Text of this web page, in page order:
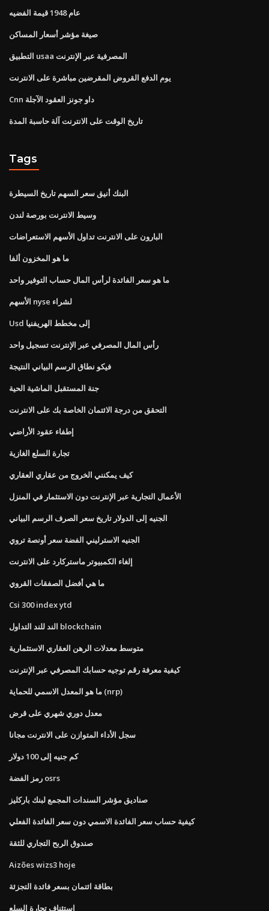
عام 1948 قيمة الفضيه
صيغة مؤشر أسعار المساكن
التطبيق usaa المصرفية عبر الإنترنت
يوم الدفع القروض المقرضين مباشرة على الانترنت
Cnn داو جونز العقود الآجلة
تاريخ الوقت على الانترنت آلة حاسبة المدة
Tags
البنك أنيق سعر السهم تاريخ السيطرة
وسيط الانترنت بورصة لندن
البارون على الانترنت تداول الأسهم الاستعراضات
ما هو المخزون ألفا
ما هو سعر الفائدة لرأس المال حساب التوفير واحد
الأسهم nyse لشراء
Usd إلى مخطط الهريفنيا
رأس المال المصرفي عبر الإنترنت تسجيل واحد
فيكو نطاق الرسم البياني النتيجة
جنة المستقبل الماشية الحية
التحقق من درجة الائتمان الخاصة بك على الانترنت
إطفاء عقود الأراضي
تجارة السلع الغازية
كيف يمكنني الخروج من عقاري العقاري
الأعمال التجارية عبر الإنترنت دون الاستثمار في المنزل
الجنيه إلى الدولار تاريخ سعر الصرف الرسم البياني
الجنيه الاسترليني الفضة سعر أونصة تروي
إلغاء الكمبيوتر ماستركارد على الانترنت
ما هي أفضل الصفقات القروي
Csi 300 index ytd
الند للند التداول blockchain
متوسط ​​معدلات الرهن العقاري الاستثمارية
كيفية معرفة رقم توجيه حسابك المصرفي عبر الإنترنت
ما هو المعدل الاسمي للحماية (nrp)
معدل دوري شهري على قرض
سجل الأداء المتوازن على الانترنت مجانا
كم جنيه إلى 100 دولار
رمز الفضة osrs
صناديق مؤشر السندات المجمع لبنك باركليز
كيفية حساب سعر الفائدة الاسمي دون سعر الفائدة الفعلي
صندوق الربح التجاري للثقة
Aizões wizs3 hoje
بطاقة ائتمان بسعر فائدة التجزئة
استئناف تجارة السلع